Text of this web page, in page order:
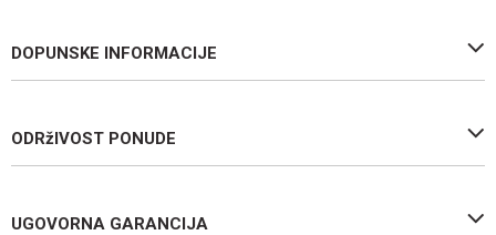
DOPUNSKE INFORMACIJE
ODRžIVOST PONUDE
UGOVORNA GARANCIJA